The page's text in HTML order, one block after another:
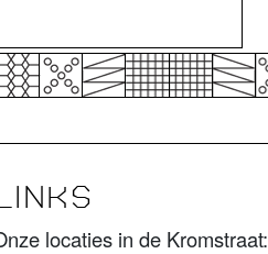
locaties in de Kromstraat: